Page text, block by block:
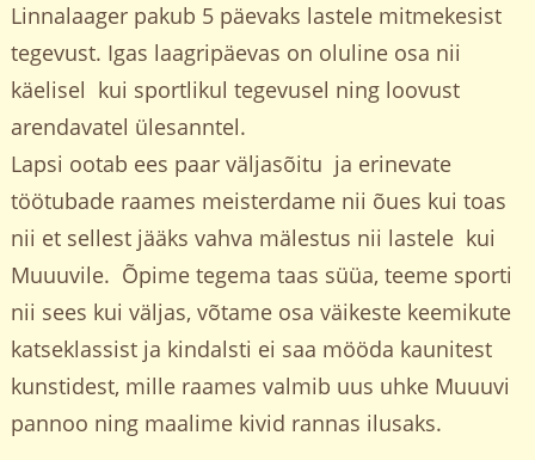
Linnalaager pakub 5 päevaks lastele mitmekesist
tegevust. Igas laagripäevas on oluline osa nii
käelisel kui sportlikul tegevusel ning loovust
arendavatel ülesanntel.
Lapsi ootab ees paar väljasõitu ja erinevate
töötubade raames meisterdame nii õues kui toas
nii et sellest jääks vahva mälestus nii lastele kui
Muuuvile. Õpime tegema taas süüa, teeme sporti
nii sees kui väljas, võtame osa väikeste keemikute
katseklassist ja kindalsti ei saa mööda kaunitest
kunstidest, mille raames valmib uus uhke Muuuvi
pannoo ning maalime kivid rannas ilusaks.